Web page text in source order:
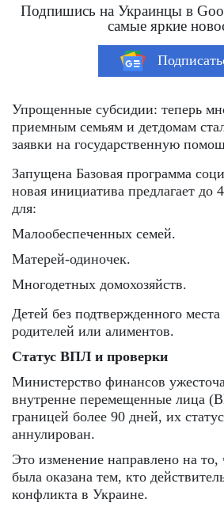
Подпишись на Украинцы в
самые яркие
Упрощенные субсидии: теперь
приемным семьям и детдомам
заявки на государственную
Запущена Базовая программа
новая инициатива предлагает до
для:
Малообеспеченных семей.
Матерей-одиночек.
Многодетных домохозяйств.
Детей без подтвержденного места
родителей или алиментов.
Статус ВПЛ и проверки
Министерство финансов
внутренне перемещенные лица
границей более 90 дней, их
аннулирован.
Это изменение направлено на
была оказана тем, кто
конфликта в Украине.